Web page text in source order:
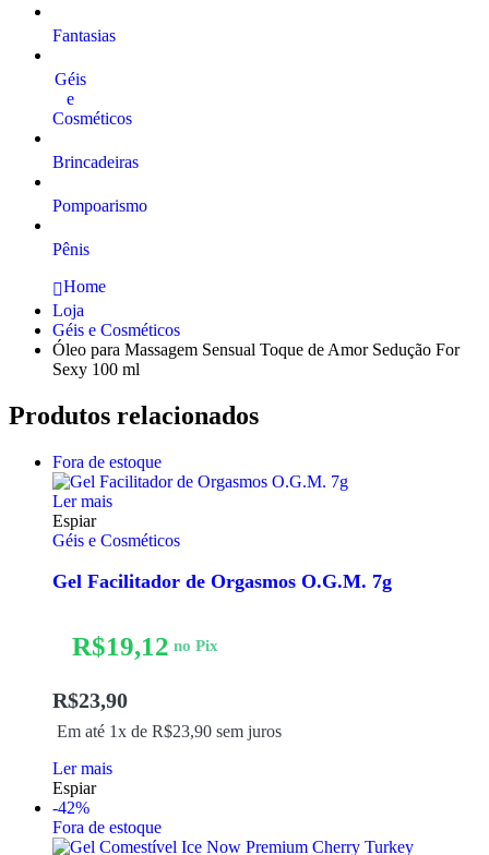
Fantasias
Géis
e
Cosméticos
Brincadeiras
Pompoarismo
Pênis
Home
Loja
Géis e Cosméticos
Óleo para Massagem Sensual Toque de Amor Sedução For
Sexy 100 ml
Produtos relacionados
Fora de estoque
Ler mais
Espiar
Géis e Cosméticos
Gel Facilitador de Orgasmos O.G.M. 7g
R$23,90
Em até 1x de R$23,90 sem juros
R$19,12 no Pix
Ler mais
Espiar
-42%
Fora de estoque